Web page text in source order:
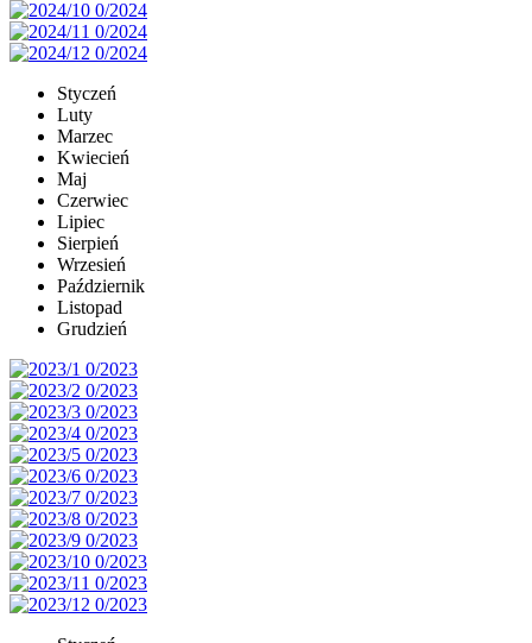
Styczeń
Luty
Marzec
Kwiecień
Maj
Czerwiec
Lipiec
Sierpień
Wrzesień
Październik
Listopad
Grudzień